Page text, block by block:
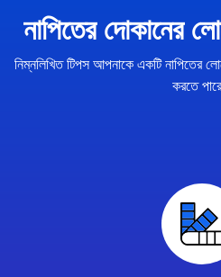
নাপিতের দোকানের
নিম্নলিখিত টিপস আপনাকে একটি নাপিতের
করতে